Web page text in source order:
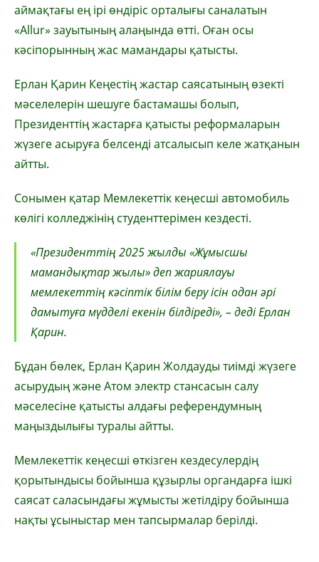
аймақтағы ең ірі өндіріс орталығы саналатын
«Allur» зауытының алаңында өтті. Оған осы
кәсіпорынның жас мамандары қатысты.
Ерлан Қарин Кеңестің жастар саясатының өзекті
мәселелерін шешуге бастамашы болып,
Президенттің жастарға қатысты реформаларын
жүзеге асыруға белсенді атсалысып келе жатқанын
айтты.
Сонымен қатар Мемлекеттік кеңесші автомобиль
көлігі колледжінің студенттерімен кездесті.
«Президенттің 2025 жылды «Жұмысшы
мамандықтар жылы» деп жариялауы
мемлекеттің кәсіптік білім беру ісін одан әрі
дамытуға мүдделі екенін білдіреді», – деді Ерлан
Қарин.
Бұдан бөлек, Ерлан Қарин Жолдауды тиімді жүзеге
асырудың және Атом электр стансасын салу
мәселесіне қатысты алдағы референдумның
маңыздылығы туралы айтты.
Мемлекеттік кеңесші өткізген кездесулердің
қорытындысы бойынша құзырлы органдарға ішкі
саясат саласындағы жұмысты жетілдіру бойынша
нақты ұсыныстар мен тапсырмалар берілді.